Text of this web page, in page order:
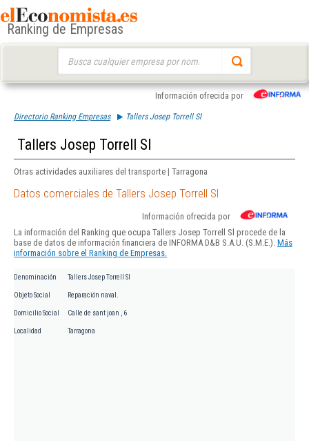
Ranking de Empresas
Información ofrecida por
Directorio Ranking Empresas Tallers Josep Torrell Sl
Tallers Josep Torrell Sl
Otras actividades auxiliares del transporte | Tarragona
Datos comerciales de Tallers Josep Torrell Sl
Información ofrecida por
La información del Ranking que ocupa Tallers Josep Torrell Sl procede de la
base de datos de información financiera de INFORMA D&B S.A.U. (S.M.E.). Más
información sobre el Ranking de Empresas.
Denominación Tallers Josep Torrell Sl
Objeto Social Reparación naval.
Domicilio Social Calle de sant joan , 6
Localidad Tarragona